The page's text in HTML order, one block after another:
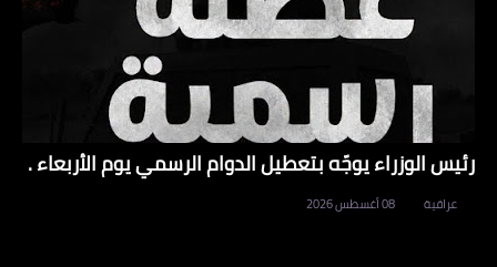
رئيس الوزراء يوجّه بتعطيل الدوام الرسمي يوم الأربعاء .
عراقية 08 أغسطس 2026